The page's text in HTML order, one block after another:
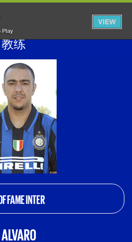
Play
VIEW
教练
inter
FAME INTER
ALVARO